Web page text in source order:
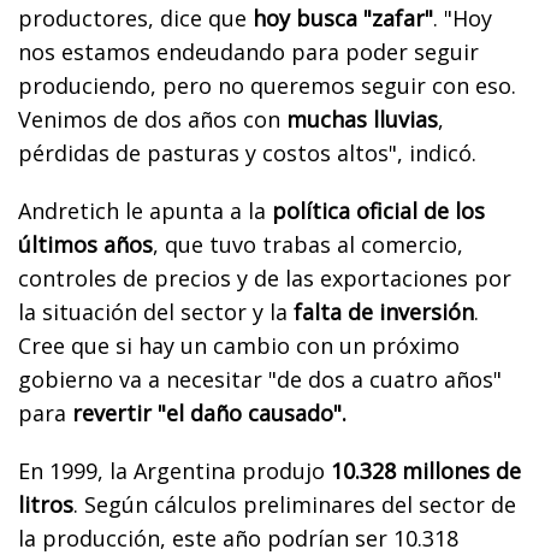
productores, dice que hoy busca "zafar". "Hoy
nos estamos endeudando para poder seguir
produciendo, pero no queremos seguir con eso.
Venimos de dos años con muchas lluvias,
pérdidas de pasturas y costos altos", indicó.
Andretich le apunta a la política oficial de los
últimos años, que tuvo trabas al comercio,
controles de precios y de las exportaciones por
la situación del sector y la falta de inversión.
Cree que si hay un cambio con un próximo
gobierno va a necesitar "de dos a cuatro años"
para revertir "el daño causado".
En 1999, la Argentina produjo 10.328 millones de
litros. Según cálculos preliminares del sector de
la producción, este año podrían ser 10.318